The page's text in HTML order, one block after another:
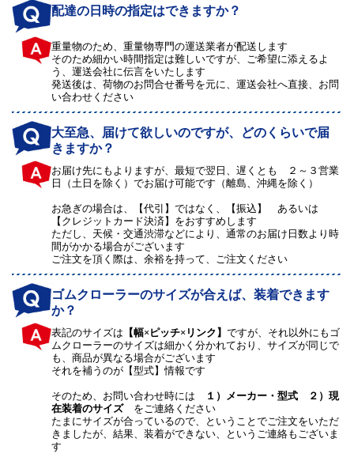
配達の日時の指定はできますか？
重量物のため、重量物専門の運送業者が配送します
そのため細かい時間指定は難しいですが、ご希望に添えるよ
う、運送会社に伝言をいたします
発送後は、荷物のお問合せ番号を元に、運送会社へ直接、お問
い合わせください
大至急、届けて欲しいのですが、どのくらいで届
きますか？
お届け先にもよりますが、最短で翌日、遅くとも ２～３営業
日（土日を除く）でお届け可能です（離島、沖縄を除く）
お急ぎの場合は、【代引】ではなく、【振込】 あるいは
【クレジットカード決済】をおすすめします
ただし、天候・交通渋滞などにより、通常のお届け日数より時
間がかかる場合がございます
ご注文を頂く際は、余裕を持って、ご注文ください
ゴムクローラーのサイズが合えば、装着できます
か？
表記のサイズは 【幅×ピッチ×リンク】ですが、それ以外にもゴ
ムクローラーのサイズは細かく分かれており、サイズが同じで
も、商品が異なる場合がございます
それを補うのが【型式】情報です
そのため、お問い合わせ時には
１）メーカー・型式 ２）現
在装着のサイズをご連絡ください
たまにサイズが合っているので、ということでご注文をいただ
きましたが、結果、装着ができない、というご連絡もございま
す